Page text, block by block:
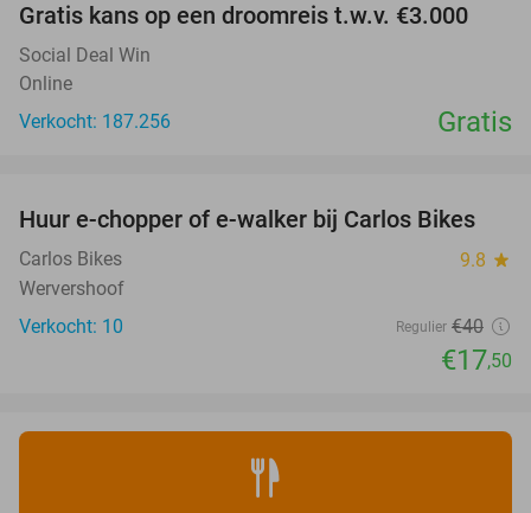
Gratis kans op een droomreis t.w.v. €3.000
Social Deal Win
Online
Verkocht: 187.256
Gratis
56%
TODAY
Huur e-chopper of e-walker bij Carlos Bikes
Carlos Bikes 9.8 star
Wervershoof
Verkocht: 10
Regulier €40
€17,50